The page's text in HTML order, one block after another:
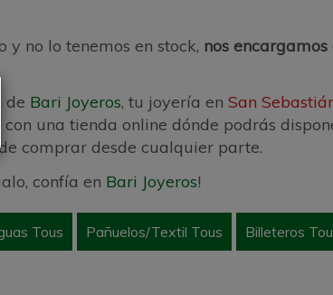
y no lo tenemos en stock, nos
de Bari Joyeros, tu joyería en San
una tienda online dónde podrás
comprar desde cualquier parte.
confía en Bari Joyeros!
Tous Pañuelos/Textil Tous Billeteros